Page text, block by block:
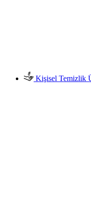
Kişisel Temizlik